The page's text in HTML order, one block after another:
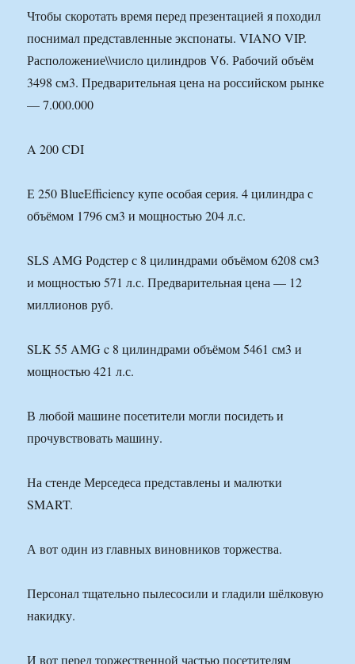
Чтобы скоротать время перед презентацией я походил
поснимал представленные экспонаты. VIANO VIP.
Расположение\\число цилиндров V6. Рабочий объём
3498 см3. Предварительная цена на российском рынке
— 7.000.000
A 200 CDI
Е 250 BlueEfficiency купе особая серия. 4 цилиндра с
объёмом 1796 см3 и мощностью 204 л.с.
SLS AMG Родстер с 8 цилиндрами объёмом 6208 см3
и мощностью 571 л.с. Предварительная цена — 12
миллионов руб.
SLK 55 AMG c 8 цилиндрами объёмом 5461 см3 и
мощностью 421 л.с.
В любой машине посетители могли посидеть и
прочувствовать машину.
На стенде Мерседеса представлены и малютки
SMART.
А вот один из главных виновников торжества.
Персонал тщательно пылесосили и гладили шёлковую
накидку.
И вот перед торжественной частью посетителям